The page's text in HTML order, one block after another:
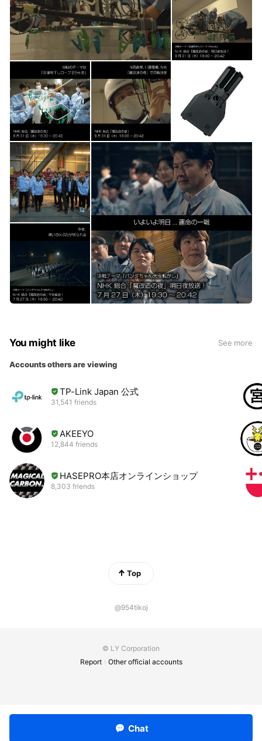
You might like See more
Accounts others are viewing
TP-Link Japan 公式
31,541 friends
AKEEYO
12,844 friends
HASEPRO本店オンラインショップ
8,303 friends
Top
@954tikoj
© LY Corporation
Report
Other official accounts
Chat